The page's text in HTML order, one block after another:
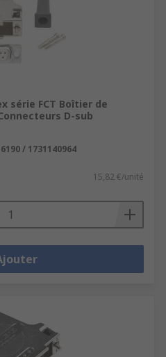
série FCT Boîtier de
D-sub
/ 1731140964
15,82 €/unité